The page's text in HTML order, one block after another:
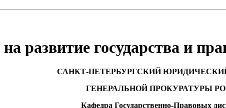
развитие государства и
САНКТ-ПЕТЕРБУРГСКИЙ
ГЕНЕРАЛЬНОЙ ПРОКУРАТУРЫ
Кафедра Государственно-Правовых